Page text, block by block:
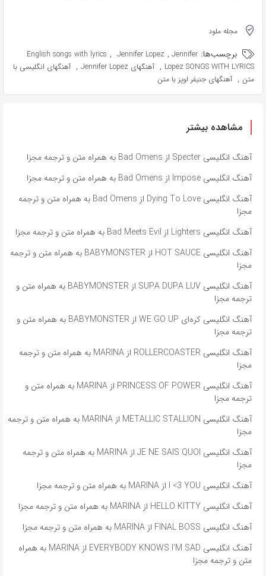
مجله ملود
برچسب‌ها: English songs with lyrics , Jennifer Lopez , Jennifer
Lopez SONGS WITH LYRICS
, آهنگهای Jennifer Lopez , آهنگهای انگلیسی با
متن , آهنگهای جنیفر لوپز با متن
مشاهده بیشتر
آهنگ انگلیسی Specter از Bad Omens به همراه متن و ترجمه مجزا
آهنگ انگلیسی Impose از Bad Omens به همراه متن و ترجمه مجزا
آهنگ انگلیسی Dying To Love از Bad Omens به همراه متن و ترجمه
مجزا
آهنگ انگلیسی Lighters از Bad Meets Evil به همراه متن و ترجمه مجزا
آهنگ انگلیسی HOT SAUCE از BABYMONSTER به همراه متن و ترجمه
مجزا
آهنگ انگلیسی SUPA DUPA LUV از BABYMONSTER به همراه متن و
ترجمه مجزا
آهنگ انگلیسی کره‌ای WE GO UP از BABYMONSTER به همراه متن و
ترجمه مجزا
آهنگ انگلیسی ROLLERCOASTER از MARINA به همراه متن و ترجمه
مجزا
آهنگ انگلیسی PRINCESS OF POWER از MARINA به همراه متن و
ترجمه مجزا
آهنگ انگلیسی METALLIC STALLION از MARINA به همراه متن و ترجمه
مجزا
آهنگ انگلیسی JE NE SAIS QUOI از MARINA به همراه متن و ترجمه
مجزا
آهنگ انگلیسی I <3 YOU از MARINA به همراه متن و ترجمه مجزا
آهنگ انگلیسی HELLO KITTY از MARINA به همراه متن و ترجمه مجزا
آهنگ انگلیسی FINAL BOSS از MARINA به همراه متن و ترجمه مجزا
آهنگ انگلیسی EVERYBODY KNOWS I’M SAD از MARINA به همراه
متن و ترجمه مجزا